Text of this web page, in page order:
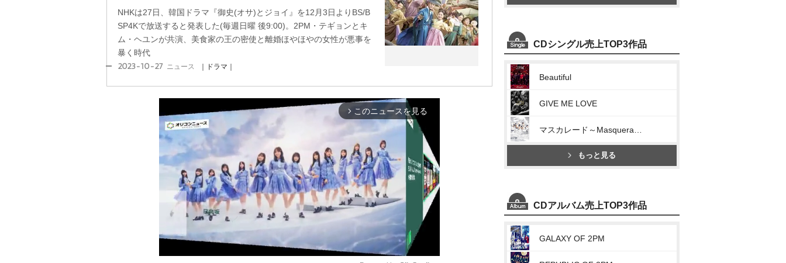
NHKは27日、韓国ドラマ『御史(オサ)とジョイ』を12月3日よりBS/B
SP4Kで放送すると発表した(毎週日曜 後9:00)。2PM・テギョンとキ
ム・ヘユンが共演、美食家の王の密使と離婚ほやほやの女性が悪事を
暴く時代
2023-10-27 ニュース ｜ドラマ｜
arrow_forward_ios このニュースを見る
CDシングル売上TOP3作品
Beautiful
GIVE ME LOVE
もっと見る
CDアルバム売上TOP3作品
GALAXY OF 2PM